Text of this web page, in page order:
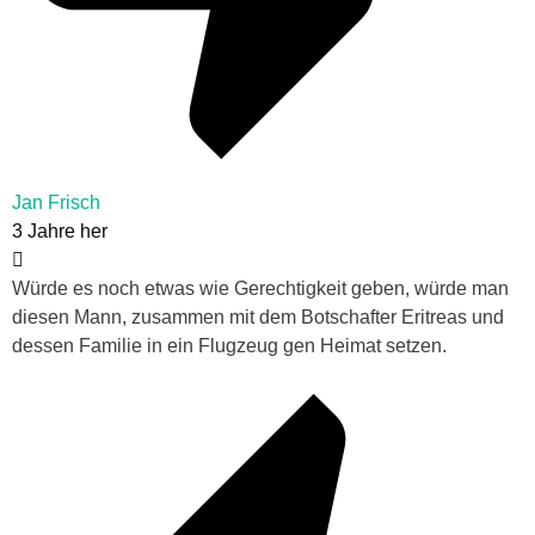
Jan Frisch
3 Jahre her
Würde es noch etwas wie Gerechtigkeit geben, würde man
diesen Mann, zusammen mit dem Botschafter Eritreas und
dessen Familie in ein Flugzeug gen Heimat setzen.